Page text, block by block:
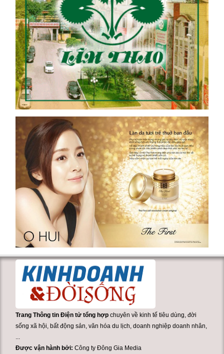
Trang Thông tin Điện tử tổng hợp chuyên về kinh tế tiêu dùng, đời
sống xã hội, bất động sản, văn hóa du lịch, doanh nghiệp doanh nhân,
...
Được vận hành bởi:Công ty Đông Gia Media